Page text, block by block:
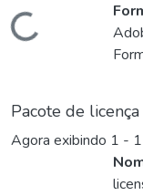
Carregando...
Pacote de licença
Agora exibindo 1 -